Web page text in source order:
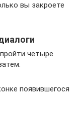
вы закроете
четыре
появившегося